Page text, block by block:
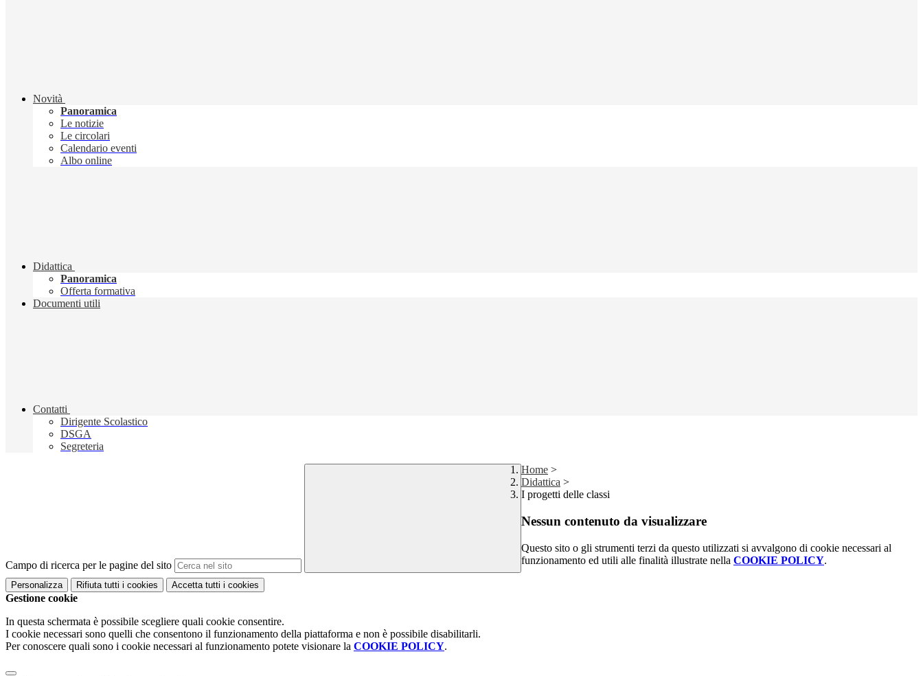
Novità
Panoramica
Le notizie
Le circolari
Calendario eventi
Albo online
Didattica
Panoramica
Offerta formativa
Documenti utili
Contatti
Dirigente Scolastico
DSGA
Segreteria
Campo di ricerca per le pagine del sito
Home >
Didattica >
I progetti delle classi
Nessun contenuto da visualizzare
Questo sito o gli strumenti terzi da questo utilizzati si avvalgono di cookie necessari al
funzionamento ed utili alle finalità illustrate nella COOKIE POLICY.
Personalizza Rifiuta tutti i cookies Accetta tutti i cookies
Gestione cookie
In questa schermata è possibile scegliere quali cookie consentire.
I cookie necessari sono quelli che consentono il funzionamento della piattaforma e non è possibile disabilitarli.
Per conoscere quali sono i cookie necessari al funzionamento potete visionare la COOKIE POLICY.